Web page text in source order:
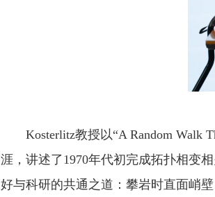
Kosterlitz教授以“A Random Walk
涯，讲述了1970年代初完成拓扑相变
好与科研的共通之道：攀岩时直面峭